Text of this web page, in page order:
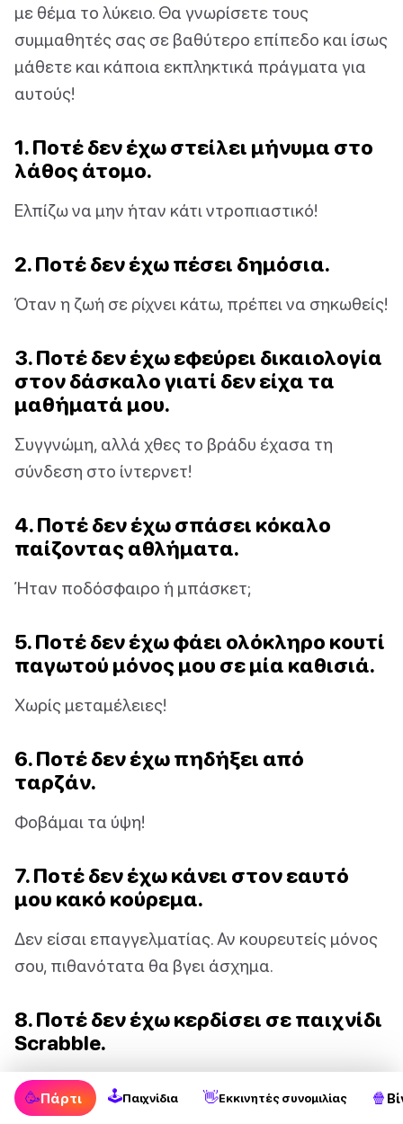
με θέμα το λύκειο. Θα γνωρίσετε τους
συμμαθητές σας σε βαθύτερο επίπεδο και ίσως
μάθετε και κάποια εκπληκτικά πράγματα για
αυτούς!
1. Ποτέ δεν έχω στείλει μήνυμα στο
λάθος άτομο.
Ελπίζω να μην ήταν κάτι ντροπιαστικό!
2. Ποτέ δεν έχω πέσει δημόσια.
Όταν η ζωή σε ρίχνει κάτω, πρέπει να σηκωθείς!
3. Ποτέ δεν έχω εφεύρει δικαιολογία
στον δάσκαλο γιατί δεν είχα τα
μαθήματά μου.
Συγγνώμη, αλλά χθες το βράδυ έχασα τη
σύνδεση στο ίντερνετ!
4. Ποτέ δεν έχω σπάσει κόκαλο
παίζοντας αθλήματα.
Ήταν ποδόσφαιρο ή μπάσκετ;
5. Ποτέ δεν έχω φάει ολόκληρο κουτί
παγωτού μόνος μου σε μία καθισιά.
Χωρίς μεταμέλειες!
6. Ποτέ δεν έχω πηδήξει από
ταρζάν.
Φοβάμαι τα ύψη!
7. Ποτέ δεν έχω κάνει στον εαυτό
μου κακό κούρεμα.
Δεν είσαι επαγγελματίας. Αν κουρευτείς μόνος
σου, πιθανότατα θα βγει άσχημα.
8. Ποτέ δεν έχω κερδίσει σε παιχνίδι
Scrabble.
Δεν πειράζει!
🥳Πάρτι 🕹Παιχνίδια 👋Εκκινητές συνομιλίας 🍿